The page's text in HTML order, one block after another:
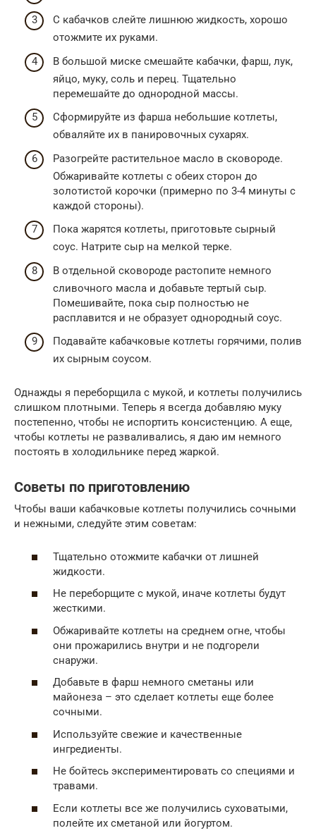
С кабачков слейте лишнюю жидкость, хорошо
отожмите их руками.
В большой миске смешайте кабачки, фарш, лук,
яйцо, муку, соль и перец. Тщательно
перемешайте до однородной массы.
Сформируйте из фарша небольшие котлеты,
обваляйте их в панировочных сухарях.
Разогрейте растительное масло в сковороде.
Обжаривайте котлеты с обеих сторон до
золотистой корочки (примерно по 3-4 минуты с
каждой стороны).
Пока жарятся котлеты, приготовьте сырный
соус. Натрите сыр на мелкой терке.
В отдельной сковороде растопите немного
сливочного масла и добавьте тертый сыр.
Помешивайте, пока сыр полностью не
расплавится и не образует однородный соус.
Подавайте кабачковые котлеты горячими, полив
их сырным соусом.
Однажды я переборщила с мукой, и котлеты получились
слишком плотными. Теперь я всегда добавляю муку
постепенно, чтобы не испортить консистенцию. А еще,
чтобы котлеты не разваливались, я даю им немного
постоять в холодильнике перед жаркой.
Советы по приготовлению
Чтобы ваши кабачковые котлеты получились сочными
и нежными, следуйте этим советам:
Тщательно отожмите кабачки от лишней
жидкости.
Не переборщите с мукой, иначе котлеты будут
жесткими.
Обжаривайте котлеты на среднем огне, чтобы
они прожарились внутри и не подгорели
снаружи.
Добавьте в фарш немного сметаны или
майонеза – это сделает котлеты еще более
сочными.
Используйте свежие и качественные
ингредиенты.
Не бойтесь экспериментировать со специями и
травами.
Если котлеты все же получились суховатыми,
полейте их сметаной или йогуртом.